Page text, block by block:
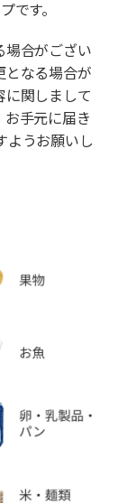
です。
場合がござい
となる場合が
に関しまして
お手元に届き
ようお願いし